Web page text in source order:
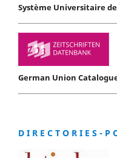
Système Universitaire
German Union
D I R E C T O R I E S - P